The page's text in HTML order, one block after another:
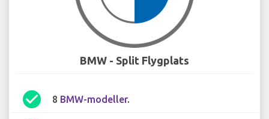
BMW - Split Flygplats
check_circle 8 BMW-modeller.